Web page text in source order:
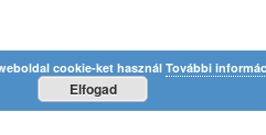
cookie-ket használTovábbi
Elfogad